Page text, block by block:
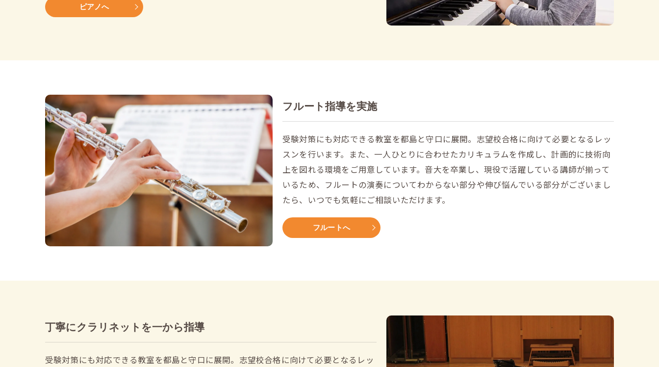
ピアノへ
フルート指導を実施
受験対策にも対応できる教室を都島と守口に展開。志望校合格に向けて必要となるレッ
スンを行います。また、一人ひとりに合わせたカリキュラムを作成し、計画的に技術向
上を図れる環境をご用意しています。音大を卒業し、現役で活躍している講師が揃って
いるため、フルートの演奏についてわからない部分や伸び悩んでいる部分がございまし
たら、いつでも気軽にご相談いただけます。
フルートへ
丁寧にクラリネットを一から指導
受験対策にも対応できる教室を都島と守口に展開。志望校合格に向けて必要となるレッ